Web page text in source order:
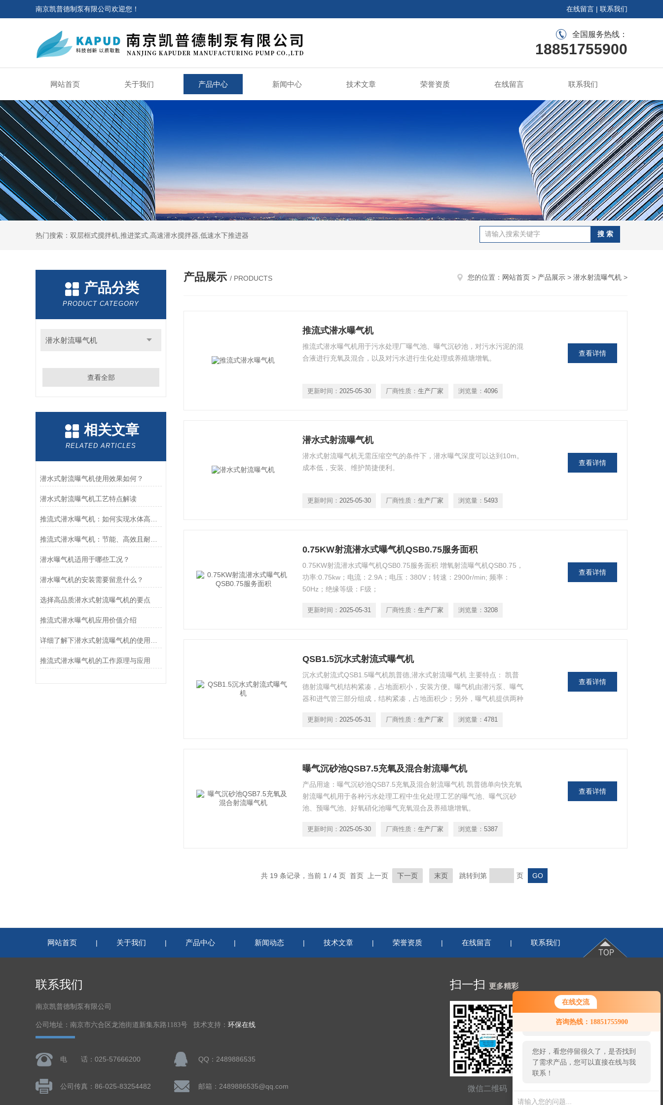
在线交流
咨询热线：18851755900
您好！欢迎前来咨询，很高兴为您
服务，请问您要咨询什么问题呢？
您好，看您停留很久了，是否找到
了需求产品，您可以直接在线与我
联系！
南京凯普德制泵有限公司欢迎您！ 在线留言 | 联系我们
全国服务热线：
18851755900
网站首页 关于我们 产品中心 新闻中心 技术文章 荣誉资质 在线留言 联系我们
热门搜索：双层框式搅拌机,推进桨式,高速潜水搅拌器,低速水下推进器
产品分类
PRODUCT CATEGORY
潜水射流曝气机
查看全部
相关文章
RELATED ARTICLES
潜水式射流曝气机使用效果如何？
潜水式射流曝气机工艺特点解读
推流式潜水曝气机：节能、高效且耐用的水处理设备
潜水曝气机适用于哪些工况？
潜水曝气机的安装需要留意什么？
选择高品质潜水式射流曝气机的要点
推流式潜水曝气机应用价值介绍
推流式潜水曝气机的工作原理与应用
产品展示 / PRODUCTS 您的位置： 网站首页 > 产品展示 > 潜水射流曝气机 >
推流式潜水曝气机
推流式潜水曝气机用于污水处理厂曝气池、曝气沉砂池，对污水污泥的混
合液进行充氧及混合，以及对污水进行生化处理或养殖塘增氧。
更新时间： 2025-05-30 厂商性质： 生产厂家 浏览量： 4096
查看详情
潜水式射流曝气机
潜水式射流曝气机无需压缩空气的条件下，潜水曝气深度可以达到10m。
成本低，安装、维护简捷便利。
更新时间： 2025-05-30 厂商性质： 生产厂家 浏览量： 5493
查看详情
0.75KW射流潜水式曝气机QSB0.75服务面积
0.75KW射流潜水式曝气机QSB0.75服务面积 增氧射流曝气机QSB0.75，
功率:0.75kw；电流：2.9A；电压：380V；转速：2900r/min; 频率：
50Hz；绝缘等级：F级；
更新时间： 2025-05-31 厂商性质： 生产厂家 浏览量： 3208
查看详情
QSB1.5沉水式射流式曝气机
沉水式射流式QSB1.5曝气机凯普德,潜水式射流曝气机 主要特点： 凯普
德射流曝气机结构紧凑，占地面积小，安装方便。曝气机由潜污泵、曝气
器和进气管三部分组成，结构紧凑，占地面积少；另外，曝气机提供两种
更新时间： 2025-05-31 厂商性质： 生产厂家 浏览量： 4781
查看详情
曝气沉砂池QSB7.5充氧及混合射流曝气机
产品用途：曝气沉砂池QSB7.5充氧及混合射流曝气机 凯普德单向快充氧
射流曝气机用于各种污水处理工程中生化处理工艺的曝气池、曝气沉砂
池、预曝气池、好氧硝化池曝气充氧混合及养殖塘增氧。
更新时间： 2025-05-30 厂商性质： 生产厂家 浏览量： 5387
查看详情
共 19 条记录，当前 1 / 4 页 首页 上一页 下一页 末页 跳转到第 页
网站首页 | 关于我们 | 产品中心 | 新闻动态 | 技术文章 | 荣誉资质 | 在线留言 | 联系我们
联系我们
南京凯普德制泵有限公司
公司地址：南京市六合区龙池街道新集东路1183号 技术支持： 环保在线
电 话：025-57666200 QQ：2489886535
公司传真：86-025-83254482 邮箱：2489886535@qq.com
扫一扫 更多精彩
微信二维码